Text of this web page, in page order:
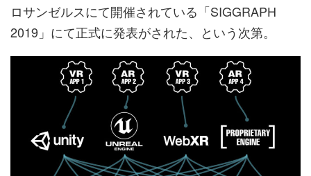
ロサンゼルスにて開催されている「SIGGRAPH
2019」にて正式に発表がされた、という次第。